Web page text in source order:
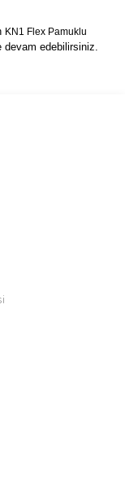
KN1 Flex Pamuklu
devam edebilirsiniz.